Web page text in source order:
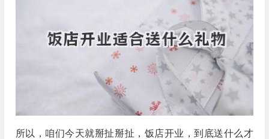
所以，咱们今天就掰扯掰扯，饭店开业，到底送什么才